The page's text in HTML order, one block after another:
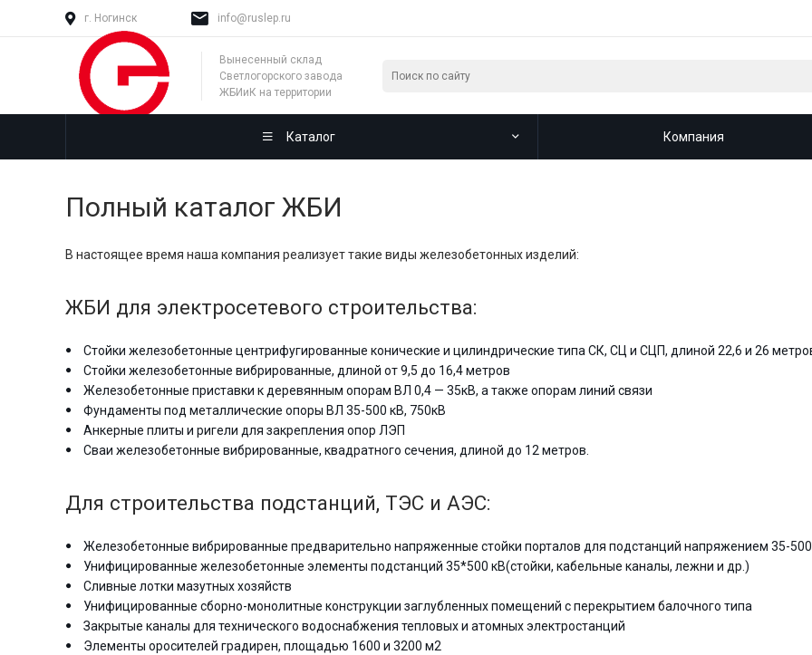
г. Ногинск info@ruslep.ru
Вынесенный склад
Светлогорского завода
ЖБИиК на территории
Каталог Компания
Полный каталог ЖБИ
В настоящее время наша компания реализует такие виды железобетонных изделий:
ЖБИ для электросетевого строительства:
Стойки железобетонные центрифугированные конические и цилиндрические типа СК, СЦ и СЦП, длиной 22,6 и 26
Стойки железобетонные вибрированные, длиной от 9,5 до 16,4 метров
Железобетонные приставки к деревянным опорам ВЛ 0,4 — 35кВ, а также опорам линий связи
Фундаменты под металлические опоры ВЛ 35-500 кВ, 750кВ
Анкерные плиты и ригели для закрепления опор ЛЭП
Сваи железобетонные вибрированные, квадратного сечения, длиной до 12 метров.
Для строительства подстанций, ТЭС и АЭС:
Железобетонные вибрированные предварительно напряженные стойки порталов для подстанций напряжением 35-
Унифицированные железобетонные элементы подстанций 35*500 кВ(стойки, кабельные каналы, лежни и др.)
Сливные лотки мазутных хозяйств
Унифицированные сборно-монолитные конструкции заглубленных помещений с перекрытием балочного типа
Закрытые каналы для технического водоснабжения тепловых и атомных электростанций
Элементы оросителей градирен, площадью 1600 и 3200 м2